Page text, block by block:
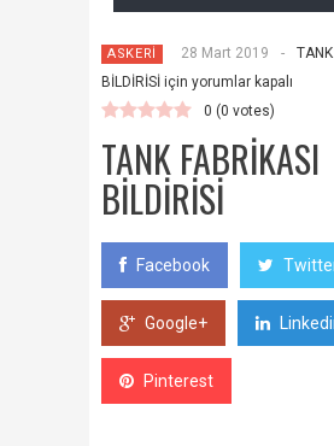
ASKERİ 28 Mart 2019 -
BİLDİRİSİ için yorumlar kapalı
0 (0 votes)
TANK FABRİKASI
BİLDİRİSİ
Facebook
Google+
Pinterest